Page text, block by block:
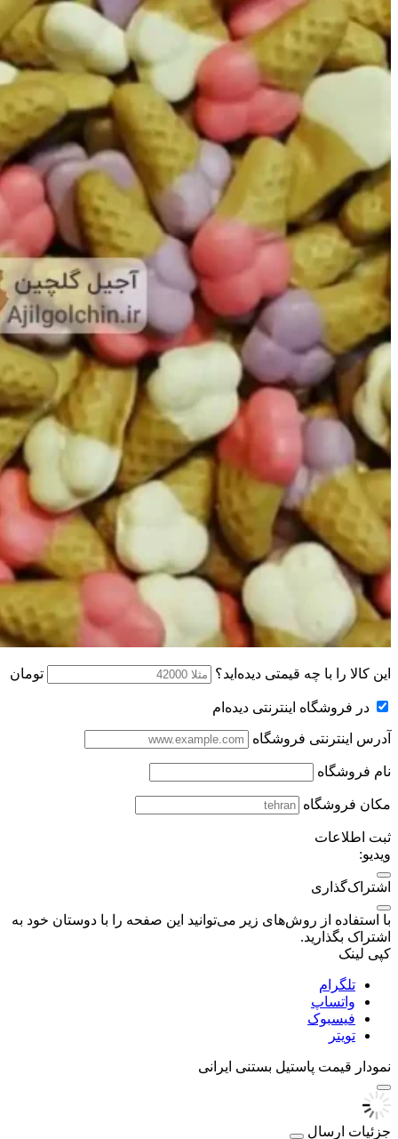
این کالا را با چه قیمتی دیده‌اید؟ تومان
در فروشگاه اینترنتی دیده‌ام
آدرس اینترنتی فروشگاه
نام فروشگاه
مکان فروشگاه
ثبت اطلاعات
ویدیو:
اشتراک‌گذاری
با استفاده از روش‌های زیر می‌توانید این صفحه را با دوستان خود به
اشتراک بگذارید.
کپی لینک
تلگرام
واتساپ
فیسبوک
تویتر
نمودار قیمت پاستیل بستنی ایرانی
جزئیات ارسال